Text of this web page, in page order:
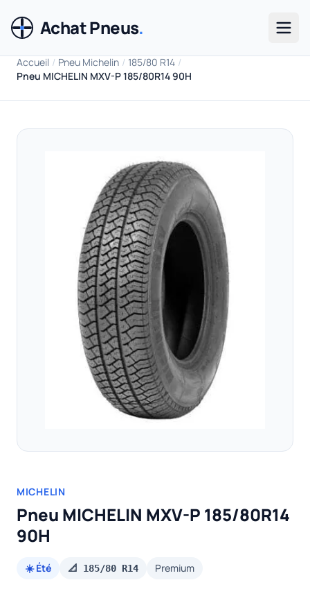
Achat Pneus.
Accueil / Pneu Michelin / 185/80 R14 /
Pneu MICHELIN MXV-P 185/80R14 90H
MICHELIN
Pneu MICHELIN MXV-P 185/80R14
90H
☀️ Été 📐 185/80 R14 Premium